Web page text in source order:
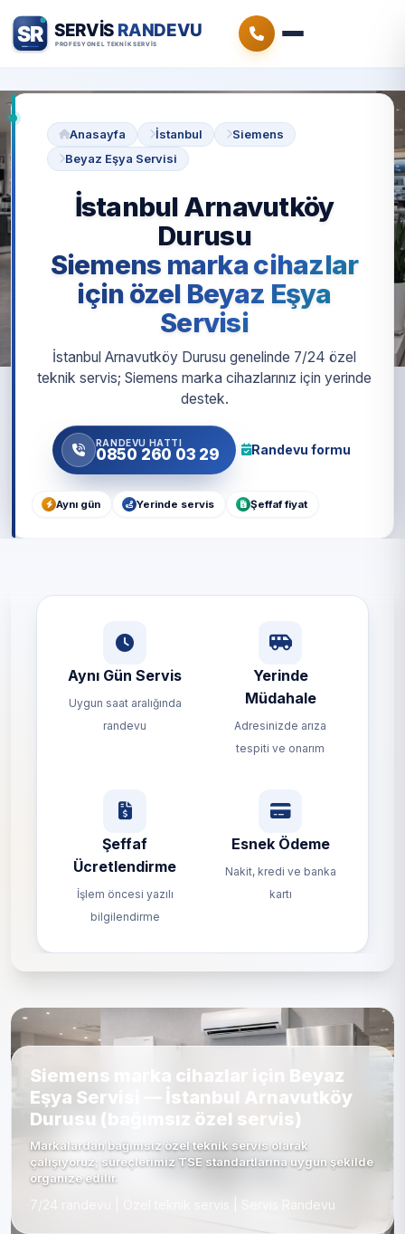
Anasayfa İstanbul
Siemens
Beyaz Eşya Servisi
İstanbul Arnavutköy
Durusu
Siemens marka cihazlar
için özel Beyaz Eşya
Servisi
İstanbul Arnavutköy Durusu genelinde 7/24 özel
teknik servis; Siemens marka cihazlarınız için yerinde
destek.
RANDEVU HATTI
0850 260 03 29 Randevu formu
Aynı gün Yerinde servis Şeffaf fiyat
Aynı Gün Servis
Uygun saat aralığında
randevu
Yerinde
Müdahale
Adresinizde arıza
tespiti ve onarım
Şeffaf
Ücretlendirme
İşlem öncesi yazılı
bilgilendirme
Esnek Ödeme
Nakit, kredi ve banka
kartı
Siemens marka cihazlar için Beyaz
Eşya Servisi — İstanbul Arnavutköy
Durusu (bağımsız özel servis)
Markalardan bağımsız özel teknik servis olarak
çalışıyoruz; süreçlerimiz TSE standartlarına uygun şekilde
organize edilir.
7/24 randevu | Özel teknik servis | Servis Randevu